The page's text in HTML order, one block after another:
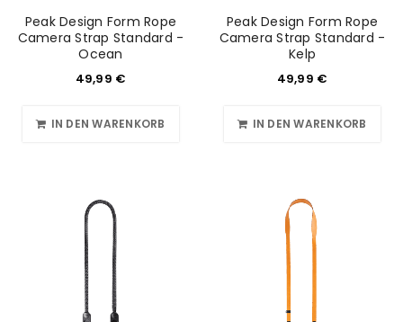
Peak Design Form Rope
Camera Strap Standard -
Ocean
49,99 €
IN DEN WARENKORB
Peak Design Form Rope
Camera Strap Standard -
Kelp
49,99 €
IN DEN WARENKORB